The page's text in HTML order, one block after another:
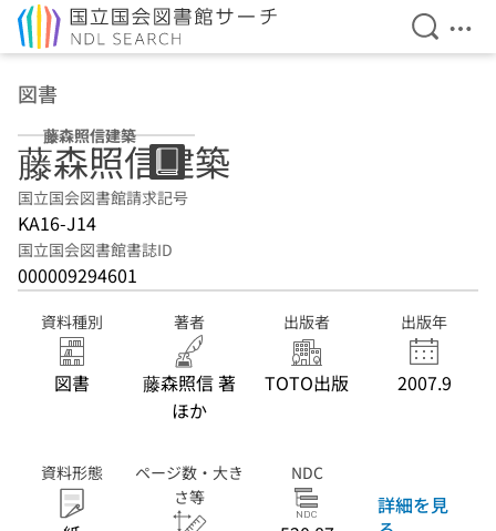
検索を
メ
図書
藤森照信建築
藤森照信建築
国立国会図書館請求記号
KA16-J14
国立国会図書館書誌ID
000009294601
資料種別
図書
著者
藤森照信 著
ほか
出版者
TOTO出版
出版年
2007.9
資料形態
ページ数・大き
さ等
NDC
詳細を見